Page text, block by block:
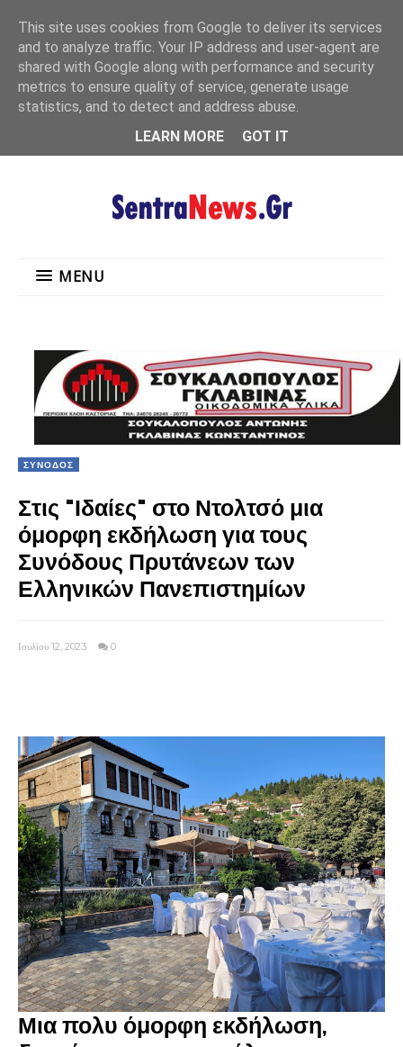
MENU
MENU
ΣΥΝΟΔΟΣ
Στις "Ιδαίες" στο Ντολτσό μια
όμορφη εκδήλωση για τους
Συνόδους Πρυτάνεων των
Ελληνικών Πανεπιστημίων
Ιουλίου 12, 2023 0
Μια πολυ όμορφη εκδήλωση,
This site uses cookies from Google to deliver its services
and to analyze traffic. Your IP address and user-agent are
shared with Google along with performance and security
metrics to ensure quality of service, generate usage
statistics, and to detect and address abuse.
LEARN MORE
GOT IT